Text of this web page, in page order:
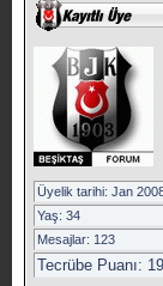
Üyelik tarihi: Jan
Yaş: 34
Mesajlar: 123
Tecrübe Puanı: 19